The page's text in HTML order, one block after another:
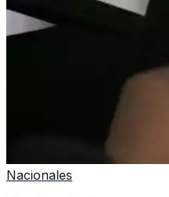
Nacionales